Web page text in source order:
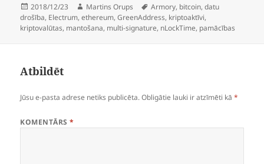
Publicēts
2018/12/23 Autors
Martins Orups Birkas
Armory, bitcoin,datu
drošība, Electrum,ethereum,GreenAddress, kriptoaktīvi,
kriptovalūtas, mantošana, multi-signature, nLockTime, pamācības
Atbildēt
Jūsu e-pasta adrese netiks publicēta. Obligātie lauki ir atzīmēti kā*
KOMENTĀRS*